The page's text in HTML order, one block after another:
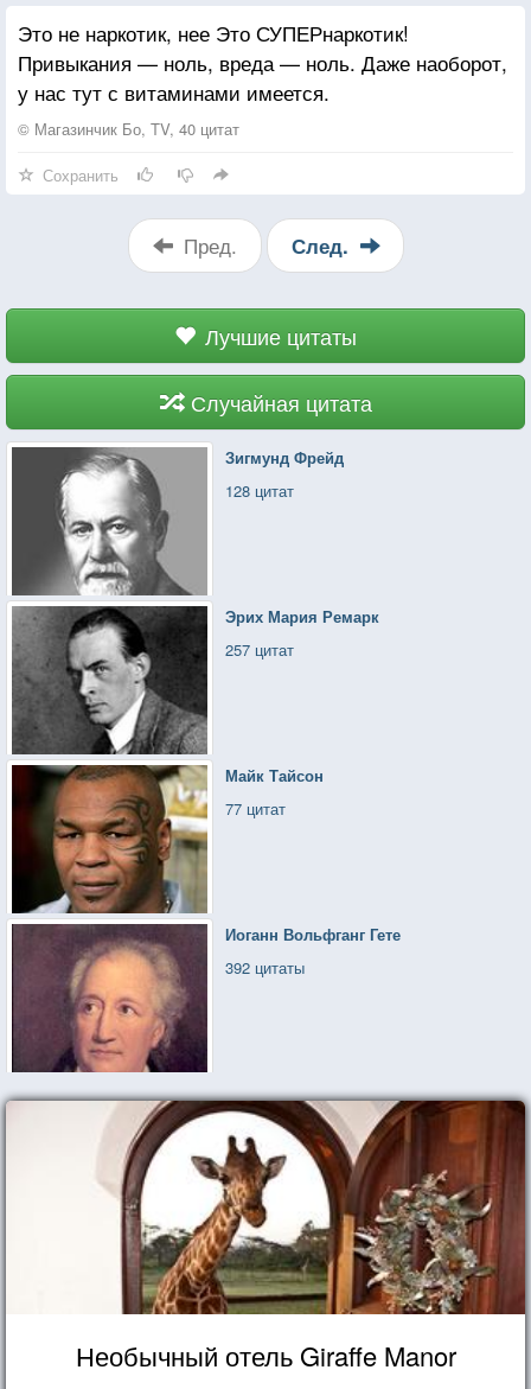
Это не наркотик, нее Это СУПЕРнаркотик!
Привыкания — ноль, вреда — ноль. Даже наоборот,
у нас тут с витаминами имеется.
© Магазинчик Бо, TV, 40 цитат
Сохранить
Пред. След.
Лучшие цитаты
Случайная цитата
Зигмунд Фрейд
128 цитат
Эрих Мария Ремарк
257 цитат
Майк Тайсон
77 цитат
Иоганн Вольфганг Гете
392 цитаты
Необычный отель Giraffe Manor